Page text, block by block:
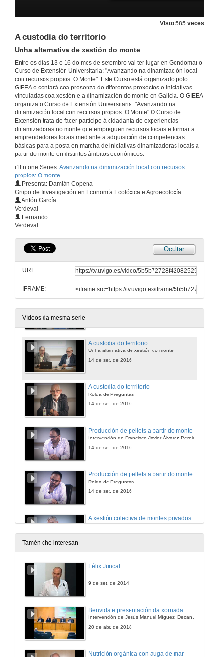
Visto 585 veces
A custodia do territorio
Unha alternativa de xestión do monte
Entre os días 13 e 16 do mes de setembro vai ter lugar en Gondomar o
Curso de Extensión Universitaria: "Avanzando na dinamización local
con recursos propios: O Monte". Este Curso está organizado polo
GIEEA e contará coa presenza de diferentes proxectos e iniciativas
vinculadas coa xestión e a dinamización do monte en Galicia. O GIEEA
organiza o Curso de Extensión Universitaria: "Avanzando na
dinamización local con recursos propios: O Monte" O Curso de
Extensión trata de facer partícipe á cidadanía de experiencias
dinamizadoras no monte que empreguen recursos locais e formar a
emprendedores locais mediante a adquisición de competencias
básicas para a posta en marcha de iniciativas dinamizadoras locais a
partir do monte en distintos ámbitos económicos.
i18n.one.Series:Avanzando na dinamización local con recursos
propios: O monte
Presenta: Damián Copena
Grupo de Investigación en Economía Ecolóxica e Agroecoloxía
Antón García
Verdeval
Fernando
Verdeval
Ocultar
URL:
IFRAME:
Vídeos da mesma serie
O monte en Galicia
13 de set. de 2016
SCG TresPes
13 de set. de 2016
Coloquio "entodasasmans''
SCG TresPes
13 de set. de 2016
Biomasa Forestal
13 de set. de 2016
Integrando o monte na producción agrícola
O uso do Toxo na producción de adubos e compost
13 de set. de 2016
Integrando o monte na producción agrícola
A custodia do territorio
Unha alternativa de xestión do monte
14 de set. de 2016
A custodia do terrritorio
Rolda de Preguntas
14 de set. de 2016
Producción de pellets a partir do monte
Intervención de Francisco Javier Álvarez Pereiro
14 de set. de 2016
Producción de pellets a partir do monte
Rolda de Preguntas
14 de set. de 2016
A xestión colectiva de montes privados
Diversos exemplos de iniciativas sociais
14 de set. de 2016
A xestión colectiva de montes privados
Rolda de Preguntas
Intervención de Isaac González
Xestión forestal no monte galego
Tamén che interesan
Félix Juncal
9 de set. de 2014
Benvida e presentación da xornada
Intervención de Jesús Manuel Míguez, Decano da Facultade de Bioloxía
20 de abr. de 2018
Nutrición orgánica con auga de mar